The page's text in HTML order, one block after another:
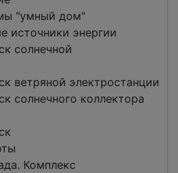
"умный дом"
источники энергии
солнечной
ветряной электростанции
солнечного коллектора
Комплекс